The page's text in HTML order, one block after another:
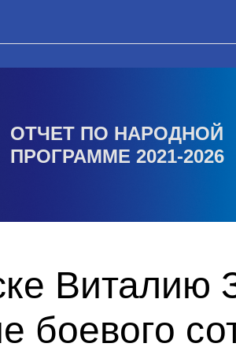
ОТЧЕТ ПО НАРОДНОЙ
ПРОГРАММЕ 2021-2026
Виталию
боевого